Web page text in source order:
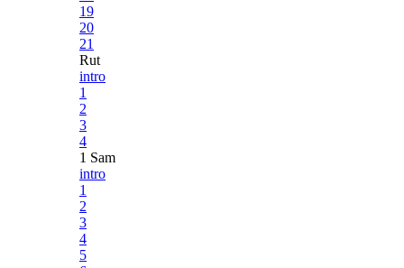
19
20
21
Rut
intro
1
2
3
4
1 Sam
intro
1
2
3
4
5